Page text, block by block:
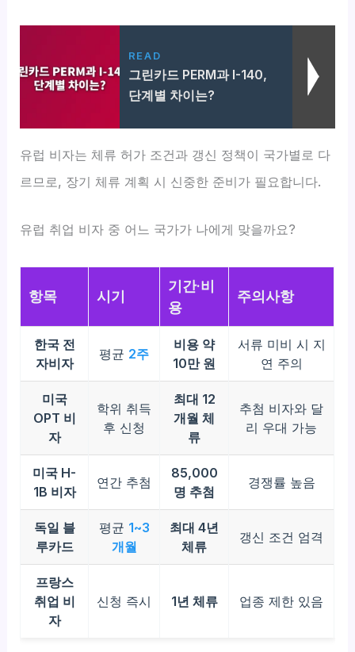
READ
그린카드 PERM과 I-140,
단계별 차이는?
유럽 비자는 체류 허가 조건과 갱신 정책이 국가별로 다
르므로, 장기 체류 계획 시 신중한 준비가 필요합니다.
유럽 취업 비자 중 어느 국가가 나에게 맞을까요?
항목 시기
기간·비
용
주의사항
한국 전
자비자
평균 2주
비용 약
10만 원
서류 미비 시 지
연 주의
미국
OPT 비
자
학위 취득
후 신청
최대 12
개월 체
류
추첨 비자와 달
리 우대 가능
미국 H-
1B 비자
연간 추첨
85,000
명 추첨
경쟁률 높음
독일 블
루카드
평균 1~3
개월
최대 4년
체류
갱신 조건 엄격
프랑스
취업 비
자
신청 즉시 1년 체류 업종 제한 있음